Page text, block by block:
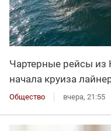
Чартерные рейсы из
начала круиза
Общество вчера, 21:55